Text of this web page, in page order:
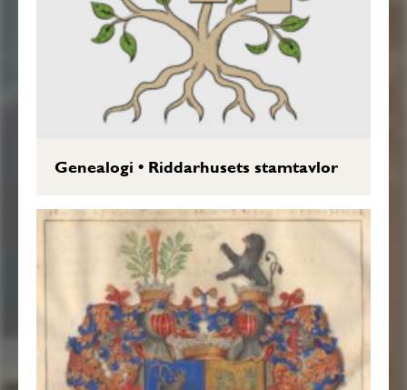
Genealogi • Riddarhusets stamtavlor